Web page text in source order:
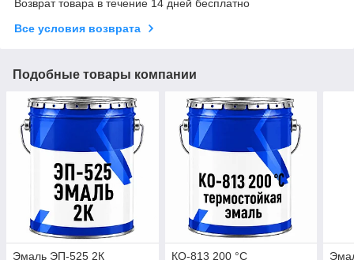
Возврат товара в течение 14 дней бесплатно
Все условия возврата
Подобные товары компании
Эмаль ЭП-525 2К
КО-813 200 °C